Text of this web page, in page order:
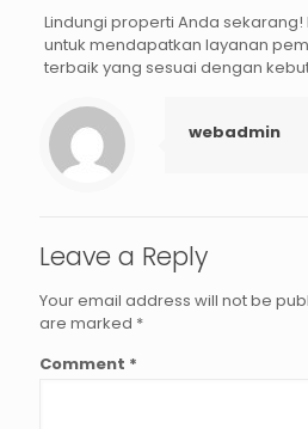
Lindungi properti Anda sekarang!
untuk mendapatkan layanan
terbaik yang sesuai dengan
webadmin
Leave a Reply
Your email address will not be
are marked *
Comment *